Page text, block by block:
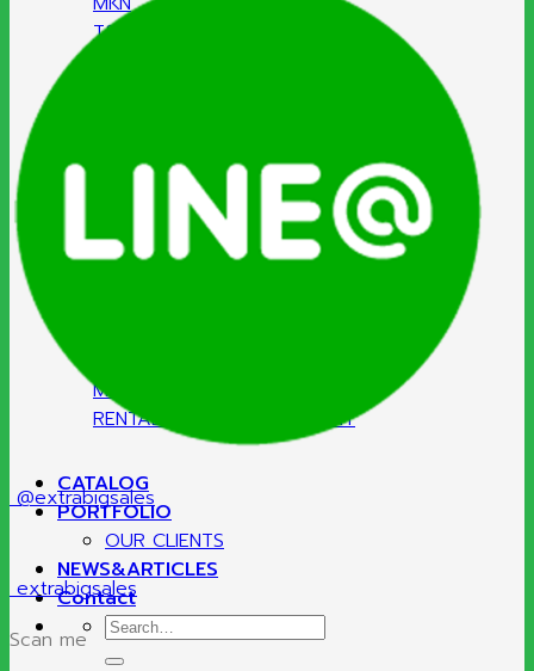
T&S
KITCHEN PLAN DESIGN
MAINTENANCE & CLEANING
RENTAL KITCHEN EQUIPMENT
CATALOG
PORTFOLIO
OUR CLIENTS
NEWS&ARTICLES
Contact
Search
for:
@extrabigsales
extrabigsales
Scan me